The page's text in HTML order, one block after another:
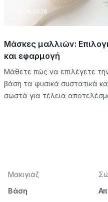
05.08.2026
Μάσκες μαλλιών:
και εφαρμογή
Μάθετε πώς να επιλέγετε
βάση τα φυσικά συστατικά
σωστά για τέλεια
Μακιγιάζ
Βάση